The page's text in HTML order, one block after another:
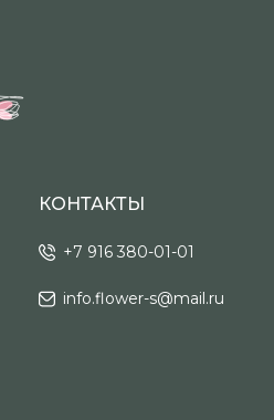
info.flower-s@mail.ru
+7 916 380-01-01
КОНТАКТЫ